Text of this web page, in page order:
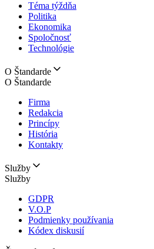
Téma týždňa
Politika
Ekonomika
Spoločnosť
Technológie
O Štandarde
O Štandarde
Firma
Redakcia
Princípy
História
Kontakty
Služby
Služby
GDPR
V.O.P
Podmienky používania
Kódex diskusií